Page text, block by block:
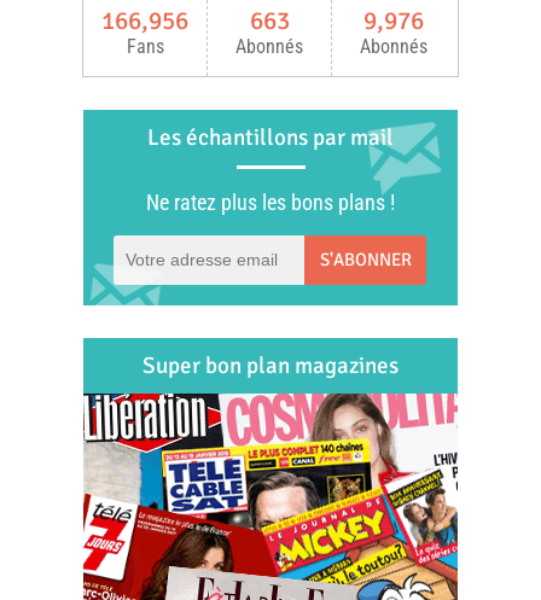
166,956
Fans
663
Abonnés
9,976
Abonnés
Les échantillons par mail
Ne ratez plus les bons plans !
S'ABONNER
Super bon plan magazines